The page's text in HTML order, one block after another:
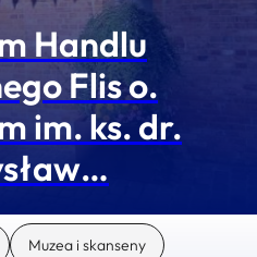
Handlu
Flis o.
im. ks. dr.
Muzea i skanseny